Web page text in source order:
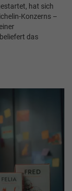
hat sich
Konzerns –
das